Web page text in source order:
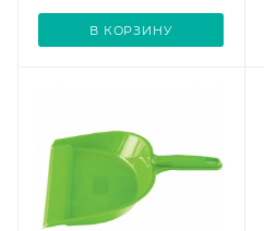
В КОРЗИНУ